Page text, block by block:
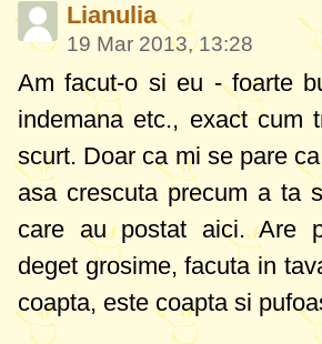
Lianulia
19 Mar 2013, 13:28
Am facut-o si eu - foarte
indemana etc., exact cum
scurt. Doar ca mi se pare
asa crescuta precum a ta
care au postat aici. Are
deget grosime, facuta in
coapta, este coapta si